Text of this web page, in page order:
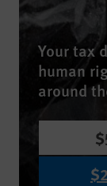
Your tax
human
around